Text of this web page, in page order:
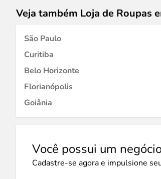
Veja também Loja de Roupas
São Paulo
Curitiba
Belo Horizonte
Florianópolis
Goiânia
Você possui um
Cadastre-se agora e impulsione